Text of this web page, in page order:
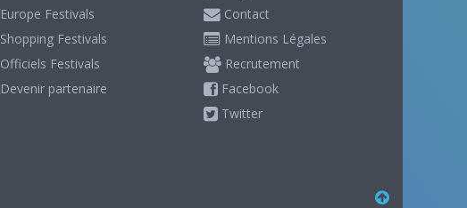
Europe Festivals
Shopping Festivals
Officiels Festivals
Devenir partenaire
Contact
Mentions Légales
Recrutement
Facebook
Twitter